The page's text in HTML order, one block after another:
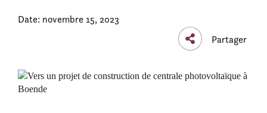
Date: novembre 15, 2023
Partager